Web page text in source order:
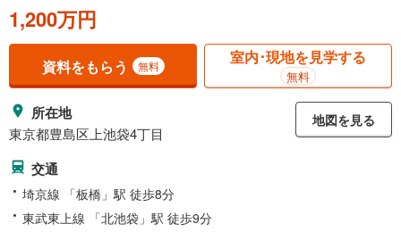
1,200万円
資料をもらう 無料 室内･現地を見学する
無料
所在地
東京都豊島区上池袋4丁目
地図を見る
交通
埼京線 「板橋」駅 徒歩8分
東武東上線 「北池袋」駅 徒歩9分